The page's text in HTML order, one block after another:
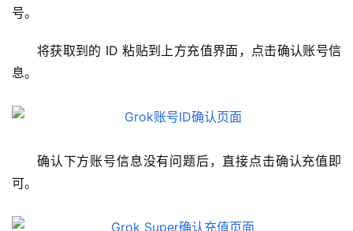
号。
将获取到的 ID 粘贴到上方充值界面，点击确认账号信
息。
确认下方账号信息没有问题后，直接点击确认充值即
可。